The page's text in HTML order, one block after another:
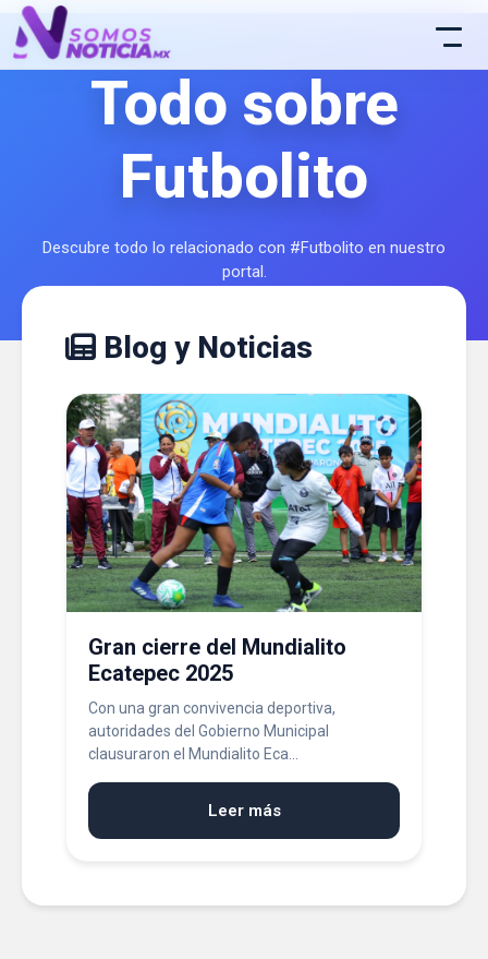
Todo sobre
Futbolito
Descubre todo lo relacionado con #Futbolito en nuestro
portal.
Blog y Noticias
Gran cierre del Mundialito
Ecatepec 2025
Con una gran convivencia deportiva,
autoridades del Gobierno Municipal
clausuraron el Mundialito Eca...
Leer más